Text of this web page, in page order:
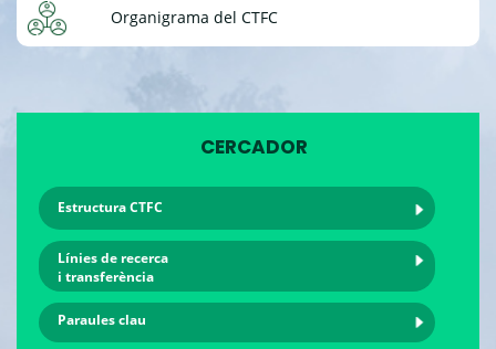
Organigrama del CTFC
CERCADOR
Estructura CTFC
Línies de recerca
i transferència
Paraules clau